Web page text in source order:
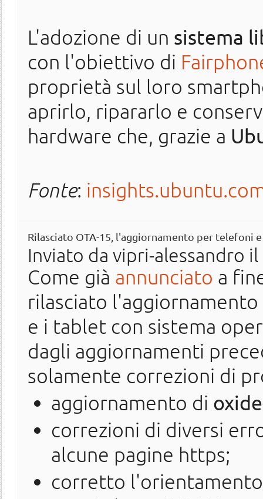
L'adozione di un sistema
con l'obiettivo di
proprietà sul loro
aprirlo, ripararlo e
hardware che, grazie a
Fonte:
Rilasciato OTA-15, l'aggiornamento per telefoni
Inviato da vipri-alessandro il
Come già annunciato a
rilasciato l'aggiornamento
e i tablet con sistema
dagli aggiornamenti
solamente correzioni di
aggiornamento di
correzioni di diversi
alcune pagine https;
corretto